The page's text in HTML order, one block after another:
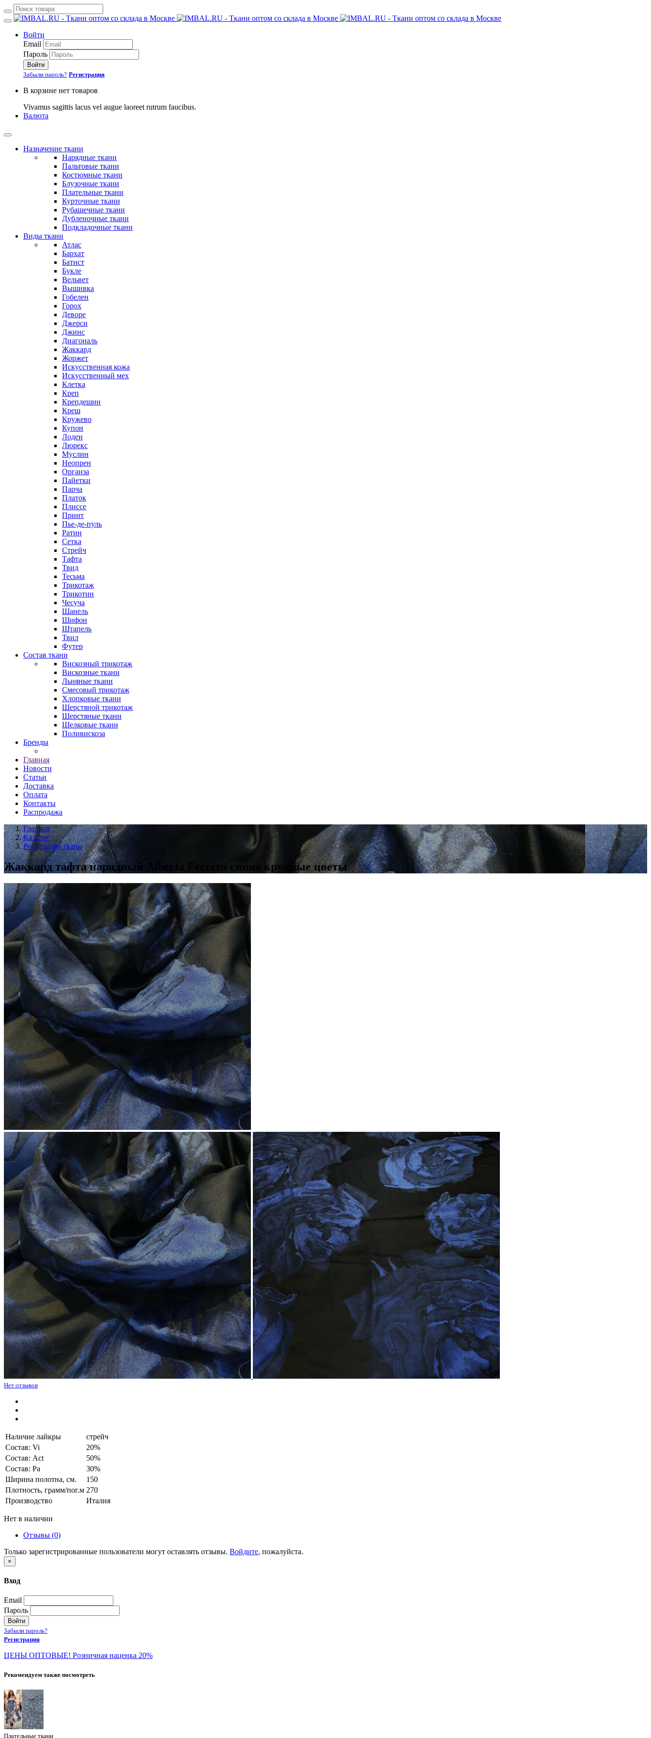
Войти
Email
Пароль
Войти
Забыли пароль? Регистрация
В корзине нет товаров
Vivamus sagittis lacus vel augue laoreet rutrum faucibus.
Валюта
Назначение ткани
Нарядные ткани
Пальтовые ткани
Костюмные ткани
Блузочные ткани
Плательные ткани
Курточные ткани
Рубашечные ткани
Дубленочные ткани
Подкладочные ткани
Виды ткани
Атлас
Бархат
Батист
Букле
Вельвет
Вышивка
Гобелен
Горох
Деворе
Джерси
Джинс
Диагональ
Жаккард
Жоржет
Искусственная кожа
Искусственный мех
Клетка
Креп
Крепдешин
Креш
Кружево
Купон
Лоден
Люрекс
Муслин
Неопрен
Органза
Пайетки
Парча
Платок
Плиссе
Принт
Пье-де-пуль
Ратин
Сетка
Стрейч
Тафта
Твид
Тесьма
Трикотаж
Трикотин
Чесуча
Шанель
Шифон
Штапель
Твил
Футер
Состав ткани
Вискозный трикотаж
Вискозные ткани
Льняные ткани
Смесовый трикотаж
Хлопковые ткани
Шерстяной трикотаж
Шерстяные ткани
Шелковые ткани
Поливискоза
Бренды
Главная
Новости
Статьи
Доставка
Оплата
Контакты
Распродажа
Главная
Каталог
Реализация ткани
Жаккард тафта нарядный Alberta Ferretti синие крупные цветы
Нет отзывов
Наличие лайкры
стрейч
Состав: Vi
20%
Состав: Act
50%
Состав: Pa
30%
Ширина полотна, см.
150
Плотность, грамм/пог.м 270
Производство
Италия
Нет в наличии
Отзывы (0)
Только зарегистрированные пользователи могут оставлять отзывы. Войдите, пожалуйста.
×
Вход
Email
Пароль
Войти
Забыли пароль?
Регистрация
ЦЕНЫ ОПТОВЫЕ! Розничная наценка 20%
Рекомендуем также посмотреть
Плательные ткани